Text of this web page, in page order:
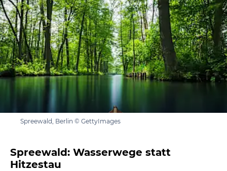
Spreewald, Berlin © GettyImages
Spreewald: Wasserwege statt
Hitzestau